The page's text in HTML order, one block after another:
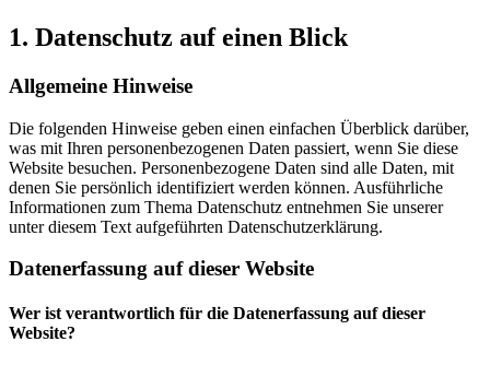
1. Datenschutz auf einen Blick
Allgemeine Hinweise
Die folgenden Hinweise geben einen einfachen Überblick darüber,
was mit Ihren personenbezogenen Daten passiert, wenn Sie diese
Website besuchen. Personenbezogene Daten sind alle Daten, mit
denen Sie persönlich identifiziert werden können. Ausführliche
Informationen zum Thema Datenschutz entnehmen Sie unserer
unter diesem Text aufgeführten Datenschutzerklärung.
Datenerfassung auf dieser Website
Wer ist verantwortlich für die Datenerfassung auf dieser
Website?